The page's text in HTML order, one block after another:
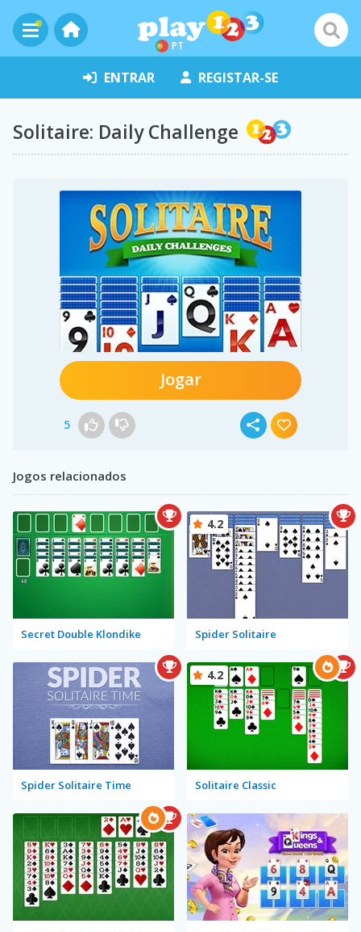
PT
ENTRAR REGISTAR-SE
Solitaire: Daily Challenge
Jogar
5
Jogos relacionados
Secret Double Klondike Spider Solitaire
4.2
Spider Solitaire Time Solitaire Classic
4.2